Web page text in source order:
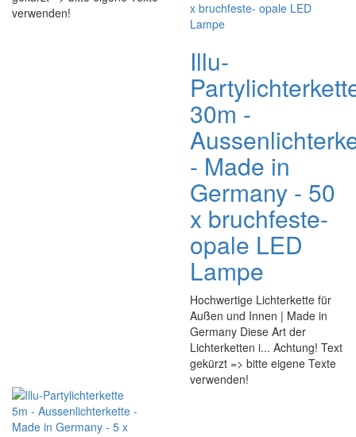
verwenden!
Illu-
30m -
- Made in
Germany - 50
x bruchfeste-
opale LED
Lampe
Hochwertige Lichterkette für
Außen und Innen | Made in
Germany Diese Art der
Lichterketten i... Achtung! Text
gekürzt => bitte eigene Texte
verwenden!